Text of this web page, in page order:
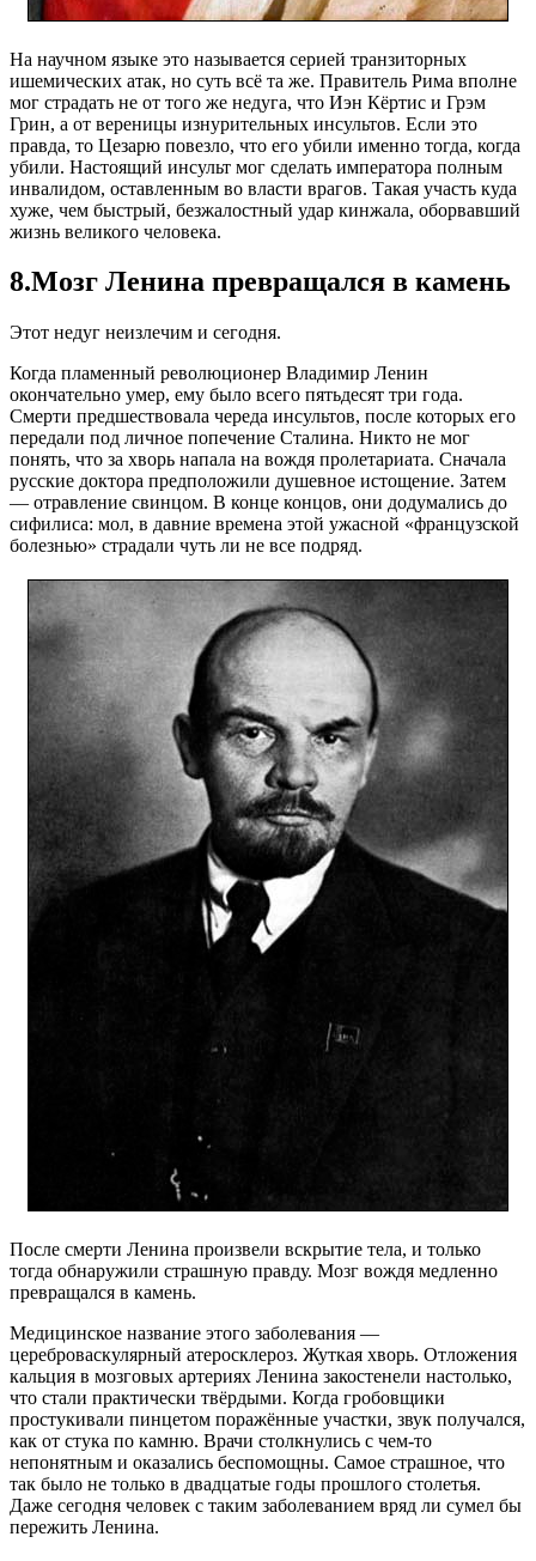
На научном языке это называется серией транзиторных
ишемических атак, но суть всё та же. Правитель Рима вполне
мог страдать не от того же недуга, что Иэн Кёртис и Грэм
Грин, а от вереницы изнурительных инсультов. Если это
правда, то Цезарю повезло, что его убили именно тогда, когда
убили. Настоящий инсульт мог сделать императора полным
инвалидом, оставленным во власти врагов. Такая участь куда
хуже, чем быстрый, безжалостный удар кинжала, оборвавший
жизнь великого человека.
8.Мозг Ленина превращался в камень
Этот недуг неизлечим и сегодня.
Когда пламенный революционер Владимир Ленин
окончательно умер, ему было всего пятьдесят три года.
Смерти предшествовала череда инсультов, после которых его
передали под личное попечение Сталина. Никто не мог
понять, что за хворь напала на вождя пролетариата. Сначала
русские доктора предположили душевное истощение. Затем
— отравление свинцом. В конце концов, они додумались до
сифилиса: мол, в давние времена этой ужасной «французской
болезнью» страдали чуть ли не все подряд.
После смерти Ленина произвели вскрытие тела, и только
тогда обнаружили страшную правду. Мозг вождя медленно
превращался в камень.
Медицинское название этого заболевания —
цереброваскулярный атеросклероз. Жуткая хворь. Отложения
кальция в мозговых артериях Ленина закостенели настолько,
что стали практически твёрдыми. Когда гробовщики
простукивали пинцетом поражённые участки, звук получался,
как от стука по камню. Врачи столкнулись с чем-то
непонятным и оказались беспомощны. Самое страшное, что
так было не только в двадцатые годы прошлого столетья.
Даже сегодня человек с таким заболеванием вряд ли сумел бы
пережить Ленина.